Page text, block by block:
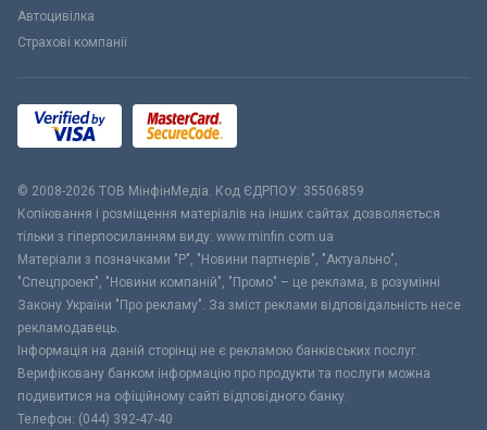
Автоцивілка
Страхові компанії
© 2008-2026 ТОВ МiнфiнМедiа. Код ЄДРПОУ: 35506859
Копіювання і розміщення матеріалів на інших сайтах дозволяється
тільки з гіперпосиланням виду: www.minfin.com.ua
Матеріали з позначками "Р", "Новини партнерів", "Актуально",
"Спецпроект", "Новини компаній", "Промо" – це реклама, в розумінні
Закону України "Про рекламу". За зміст реклами відповідальність несе
рекламодавець.
Інформація на даній сторінці не є рекламою банківських послуг.
Верифіковану банком інформацію про продукти та послуги можна
подивитися на офіційному сайті відповідного банку.
Телефон: (044) 392-47-40